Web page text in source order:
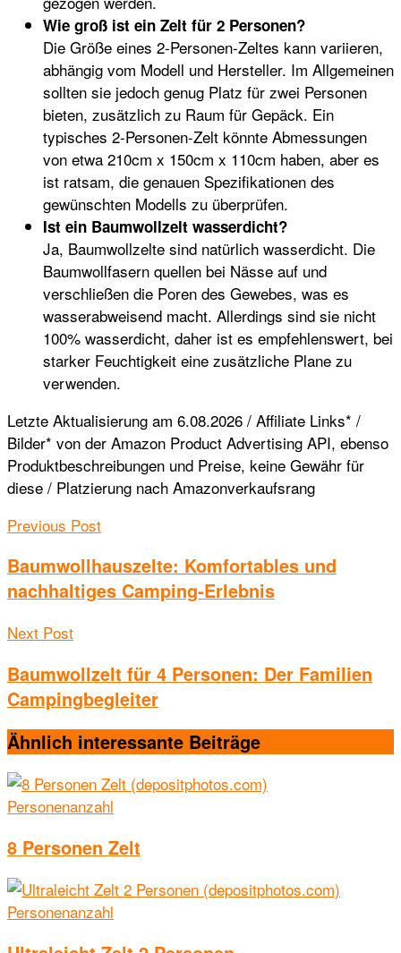
Wie groß ist ein Zelt für 2 Personen?
Die Größe eines 2-Personen-Zeltes kann variieren,
abhängig vom Modell und Hersteller. Im Allgemeinen
sollten sie jedoch genug Platz für zwei Personen
bieten, zusätzlich zu Raum für Gepäck. Ein
typisches 2-Personen-Zelt könnte Abmessungen
von etwa 210cm x 150cm x 110cm haben, aber es
ist ratsam, die genauen Spezifikationen des
gewünschten Modells zu überprüfen.
Ist ein Baumwollzelt wasserdicht?
Ja, Baumwollzelte sind natürlich wasserdicht. Die
Baumwollfasern quellen bei Nässe auf und
verschließen die Poren des Gewebes, was es
wasserabweisend macht. Allerdings sind sie nicht
100% wasserdicht, daher ist es empfehlenswert, bei
starker Feuchtigkeit eine zusätzliche Plane zu
verwenden.
Letzte Aktualisierung am 6.08.2026 / Affiliate Links* /
Bilder* von der Amazon Product Advertising API, ebenso
Produktbeschreibungen und Preise, keine Gewähr für
diese / Platzierung nach Amazonverkaufsrang
Previous Post
Baumwollhauszelte: Komfortables und
nachhaltiges Camping-Erlebnis
Next Post
Baumwollzelt für 4 Personen: Der Familien
Campingbegleiter
Ähnlich interessante Beiträge
Personenanzahl
8 Personen Zelt
Personenanzahl